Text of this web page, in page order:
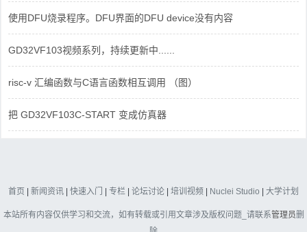
使用DFU烧录程序。DFU界面的DFU device没有内容
GD32VF103视频系列，持续更新中......
risc-v 汇编函数与C语言函数相互调用 （图）
把 GD32VF103C-START 变成仿真器
首页 | 新闻资讯 | 快速入门 | 专栏 | 论坛讨论 | 培训视频 | Nuclei Studio | 大学计划
本站所有内容仅供学习和交流，如有转载或引用文章涉及版权问题_请联系管理员删